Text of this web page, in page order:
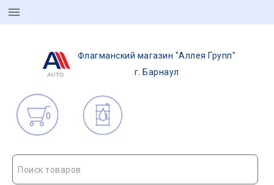
Флагманский магазин "Аллея Групп"
г. Барнаул
0
Поиск товаров